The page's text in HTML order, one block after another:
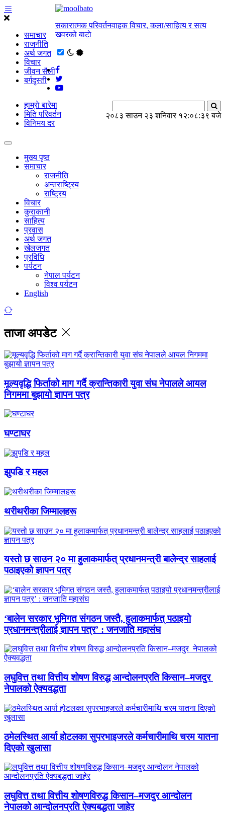
समाचार
राजनीति
अर्थ जगत
विचार
जीवन सैली
बर्गदृस्ती
सकारात्मक परिवर्तनवाहक विचार, कला/साहित्य र सत्य
खवरको बाटाे
२०८३ साउन २३ शनिवार १२:०८:४० बजे
हाम्राे बारेमा
मिति परिवर्तन
विनिमय दर
मुख्य पृष्ठ
समाचार
राजनीति
अन्तराष्ट्रिय
राष्ट्रिय
विचार
कुराकानी
साहित्य
प्रवास
अर्थ जगत
खेलजगत
प्रविधि
पर्यटन
नेपाल पर्यटन
विश्व पर्यटन
English
ताजा अपडेट
मूल्यवृद्धि फिर्ताको माग गर्दै क्रान्तिकारी युवा संघ नेपालले आयल
निगममा बुझायो ज्ञापन पत्र
घण्टाघर
झुपडि र महल
थरीथरीका जिम्मालहरू
यस्तो छ साउन २० मा हुलाकमार्फत् प्रधानमन्त्री बालेन्द्र साहलाई
पठाइएको ज्ञापन पत्र
‘बालेन सरकार भूमिगत संगठन जस्तै, हुलाकमार्फत् पठाइयो
प्रधानमन्त्रीलाई ज्ञापन पत्र’ : जनजाति महासंघ
लघुवित्त तथा वित्तीय शोषण विरुद्ध आन्दोलनप्रति किसान–मजदुर
नेपालको ऐक्यवद्धता
ठमेलस्थित आर्या होटलका सुपरभाइजरले कर्मचारीमाथि चरम यातना
दिएको खुलासा
लघुवित्त तथा वित्तीय शोषणविरुद्ध किसान–मजदुर आन्दोलन
नेपालको आन्दोलनप्रति ऐक्यबद्धता जाहेर